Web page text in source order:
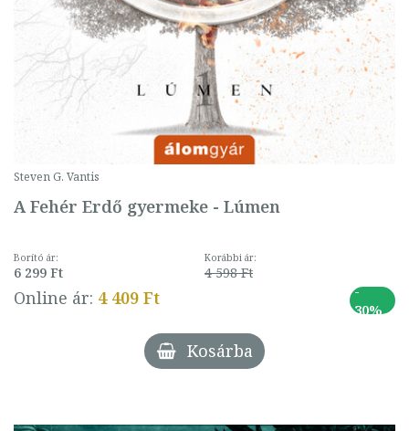
Steven G. Vantis
A Fehér Erdő gyermeke - Lúmen
Borító ár:
6 299 Ft
Korábbi ár:
4 598 Ft
Online ár: 4 409 Ft
-
30%
Kosárba